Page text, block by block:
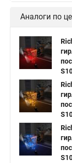
Нить
Светодиодные
Лампы на
Купить
Светодиодные led
Светодиодные
Лампа
Светодиодные
Аналоги по